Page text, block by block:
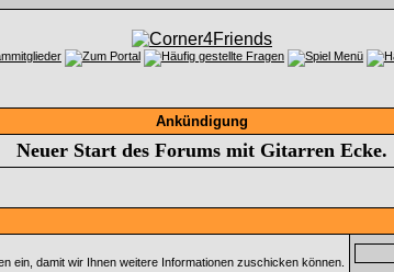
Ankündigung
Neuer Start des Forums mit Gitarren Ecke.
ein, damit wir Ihnen weitere Informationen zuschicken können.